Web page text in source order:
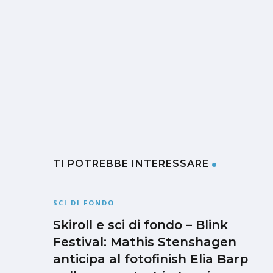
TI POTREBBE INTERESSARE
SCI DI FONDO
Skiroll e sci di fondo – Blink
Festival: Mathis Stenshagen
anticipa al fotofinish Elia Barp